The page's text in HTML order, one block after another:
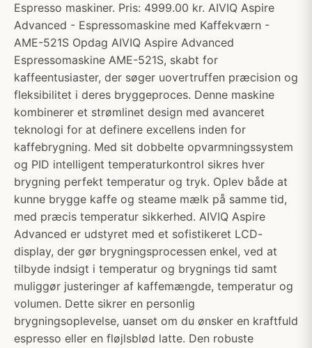
Espresso maskiner. Pris: 4999.00 kr. AIVIQ Aspire
Advanced - Espressomaskine med Kaffekværn -
AME-521S Opdag AIVIQ Aspire Advanced
Espressomaskine AME-521S, skabt for
kaffeentusiaster, der søger uovertruffen præcision og
fleksibilitet i deres bryggeproces. Denne maskine
kombinerer et strømlinet design med avanceret
teknologi for at definere excellens inden for
kaffebrygning. Med sit dobbelte opvarmningssystem
og PID intelligent temperaturkontrol sikres hver
brygning perfekt temperatur og tryk. Oplev både at
kunne brygge kaffe og steame mælk på samme tid,
med præcis temperatur sikkerhed. AIVIQ Aspire
Advanced er udstyret med et sofistikeret LCD-
display, der gør brygningsprocessen enkel, ved at
tilbyde indsigt i temperatur og brygnings tid samt
muliggør justeringer af kaffemængde, temperatur og
volumen. Dette sikrer en personlig
brygningsoplevelse, uanset om du ønsker en kraftfuld
espresso eller en fløjlsblød latte. Den robuste